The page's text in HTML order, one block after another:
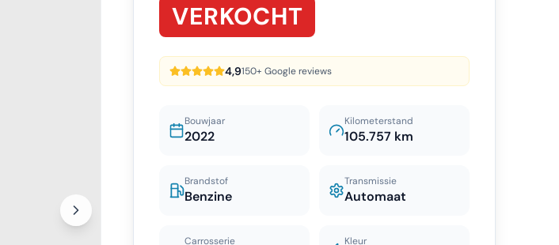
VERKOCHT
4,9150+ Google reviews
Bouwjaar
2022
Kilometerstand
105.757 km
Brandstof
Benzine
Transmissie
Automaat
Carrosserie Kleur